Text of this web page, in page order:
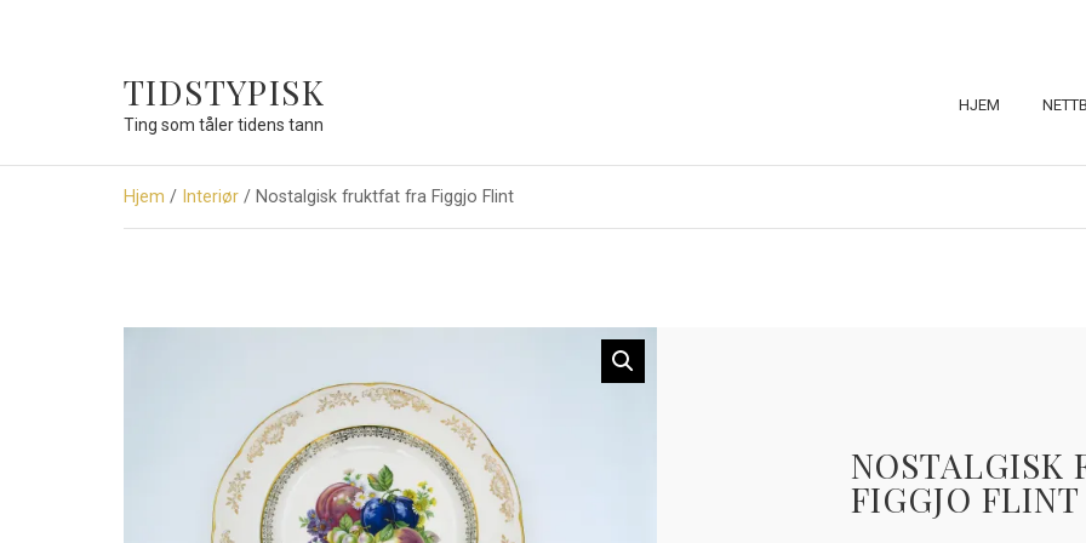
TIDSTYPISK
Ting som tåler tidens tann
HJEM
Hjem / Interiør / Nostalgisk fruktfat fra Figgjo Flint
NOSTALGISK
FIGGJO FLINT